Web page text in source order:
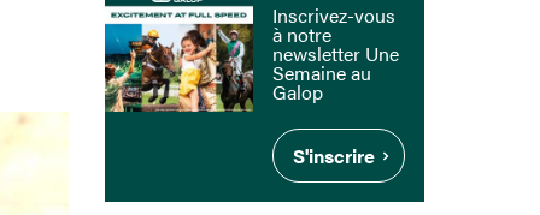
Inscrivez-vous
à notre
newsletter Une
Semaine au
Galop
S'inscrire